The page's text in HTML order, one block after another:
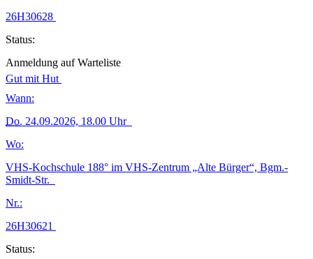
26H30628
Status:
Anmeldung auf Warteliste
Gut mit Hut
Wann:
Do. 24.09.2026, 18.00 Uhr
Wo:
VHS-Kochschule 188° im VHS-Zentrum „Alte Bürger“, Bgm.-
Smidt-Str.
Nr.:
26H30621
Status: